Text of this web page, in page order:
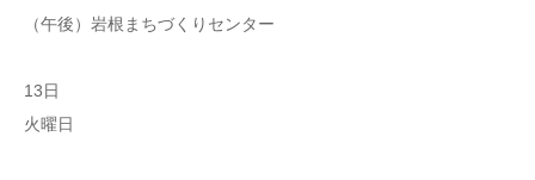
（午後）岩根まちづくりセンター
13日
火曜日